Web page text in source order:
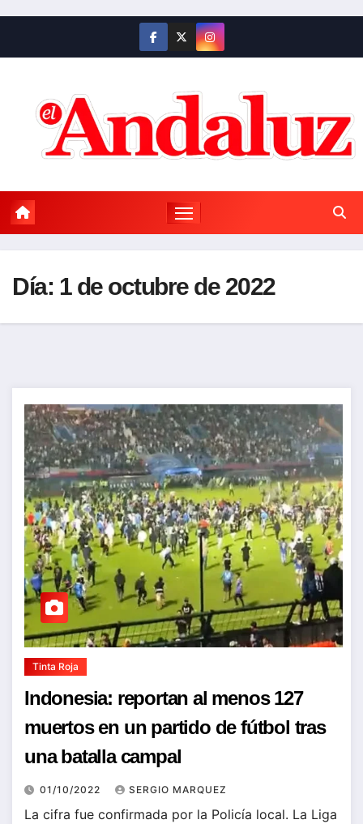
contenido
Día: 1 de octubre de 2022
Tinta Roja
Indonesia: reportan al menos 127
muertos en un partido de fútbol tras
una batalla campal
01/10/2022 SERGIO MARQUEZ
La cifra fue confirmada por la Policía local. La Liga